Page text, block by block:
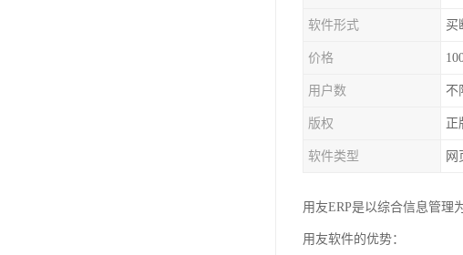
软件形式 买
价格
用户数 不
版权 正
软件类型 网
用友ERP是以综合信息管理
用友软件的优势：